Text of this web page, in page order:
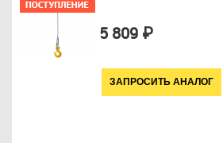
5 809 ₽
ЗАПРОСИТЬ АНАЛОГ